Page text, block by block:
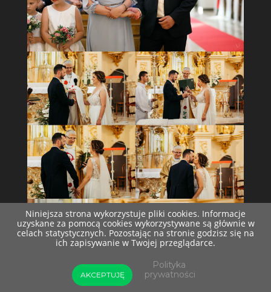
Niniejsza strona wykorzystuje pliki cookies. Informacje
uzyskane za pomocą cookies wykorzystywane są głównie w
celach statystycznych. Pozostając na stronie godzisz się na
ich zapisywanie w Twojej przeglądarce.
AKCEPTUJĘ
Polityka
prywatności